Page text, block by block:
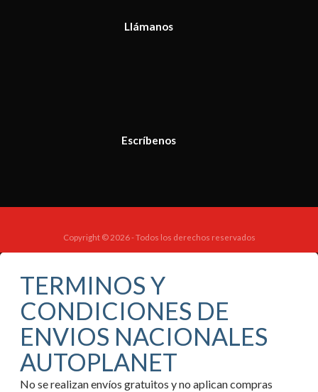
Llámanos
Escríbenos
Copyright © 2026 - Todos los derechos reservados
TERMINOS Y
CONDICIONES DE
ENVIOS NACIONALES
AUTOPLANET
No se realizan envíos gratuitos y no aplican compras